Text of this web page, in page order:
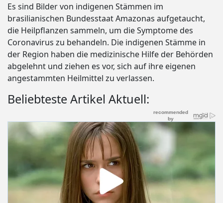
Es sind Bilder von indigenen Stämmen im
brasilianischen Bundesstaat Amazonas aufgetaucht,
die Heilpflanzen sammeln, um die Symptome des
Coronavirus zu behandeln. Die indigenen Stämme in
der Region haben die medizinische Hilfe der Behörden
abgelehnt und ziehen es vor, sich auf ihre eigenen
angestammten Heilmittel zu verlassen.
Beliebteste Artikel Aktuell: